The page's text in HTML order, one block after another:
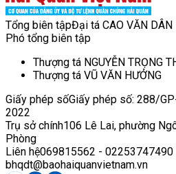
Tổng biên tậpĐại tá CAO VĂN DÂN
Phó tổng biên tập
Thượng tá NGUYỄN TRỌNG
Thượng tá VŨ VĂN HƯỞNG
Giấy phép sốGiấy phép số: 288/
2022
Trụ sở chính106 Lê Lai, phường
Phòng
Liên hệ069815562 - 02253747490
bhqdt@baohaiquanvietnam.vn